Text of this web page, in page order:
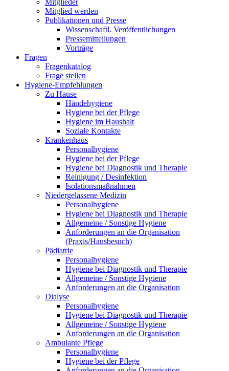
Mitglieder
Mitglied werden
Publikationen und Presse
Wissenschaftl. Veröffentlichungen
Pressemitteilungen
Vorträge
Fragen
Fragenkatalog
Frage stellen
Hygiene-Empfehlungen
Zu Hause
Händehygiene
Hygiene bei der Pflege
Hygiene im Haushalt
Soziale Kontakte
Krankenhaus
Personalhygiene
Hygiene bei der Pflege
Hygiene bei Diagnostik und Therapie
Reinigung / Desinfektion
Isolationsmaßnahmen
Niedergelassene Medizin
Personalhygiene
Hygiene bei Diagnostik und Therapie
Allgemeine / Sonstige Hygiene
Anforderungen an die Organisation
(Praxis/Hausbesuch)
Pädiatrie
Personalhygiene
Hygiene bei Diagnostik und Therapie
Allgemeine / Sonstige Hygiene
Anforderungen an die Organisation
Dialyse
Personalhygiene
Hygiene bei Diagnostik und Therapie
Allgemeine / Sonstige Hygiene
Anforderungen an die Organisation
Ambulante Pflege
Personalhygiene
Hygiene bei der Pflege